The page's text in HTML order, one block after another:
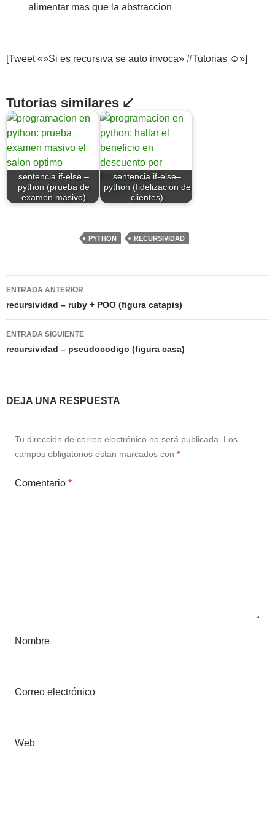
alimentar mas que la abstraccion
[Tweet «»Si es recursiva se auto invoca» #Tutorias ☺»]
Tutorias similares ↙
sentencia if-else –
python (prueba de
examen masivo)
sentencia if-else–
python (fidelizacion de
clientes)
PYTHON RECURSIVIDAD
Navegación
de
entradas
ENTRADA ANTERIOR
recursividad – ruby + POO (figura catapis)
ENTRADA SIGUIENTE
recursividad – pseudocodigo (figura casa)
DEJA UNA RESPUESTA
Tu dirección de correo electrónico no será publicada. Los
campos obligatorios están marcados con *
Comentario *
Nombre
Correo electrónico
Web